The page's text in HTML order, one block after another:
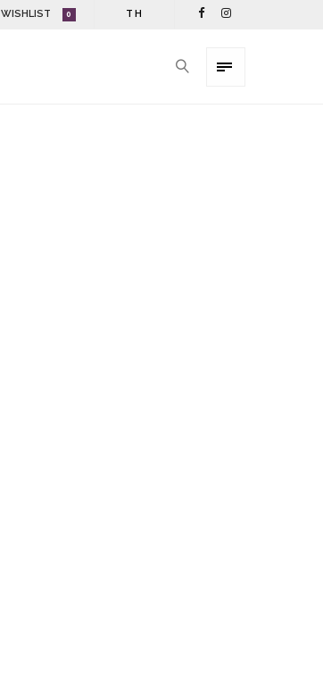
TH
0
WISHLIST